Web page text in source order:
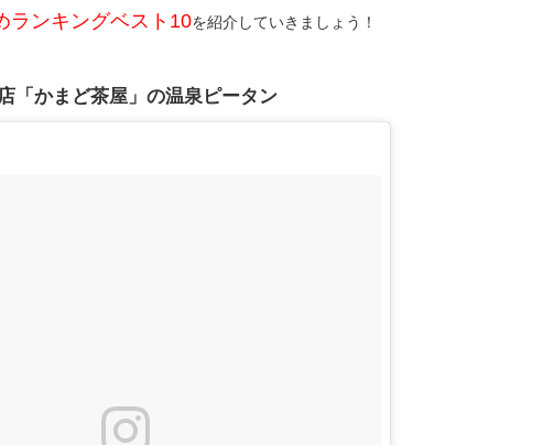
ランキングベスト10を紹介していきましょう！
「かまど茶屋」の温泉ピータン